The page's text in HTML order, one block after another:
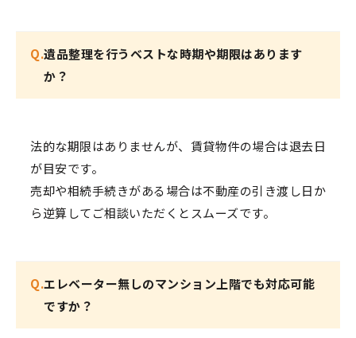
Q.遺品整理を行うベストな時期や期限はあります
か？
法的な期限はありませんが、賃貸物件の場合は退去日
が目安です。
売却や相続手続きがある場合は不動産の引き渡し日か
ら逆算してご相談いただくとスムーズです。
Q.エレベーター無しのマンション上階でも対応可能
ですか？